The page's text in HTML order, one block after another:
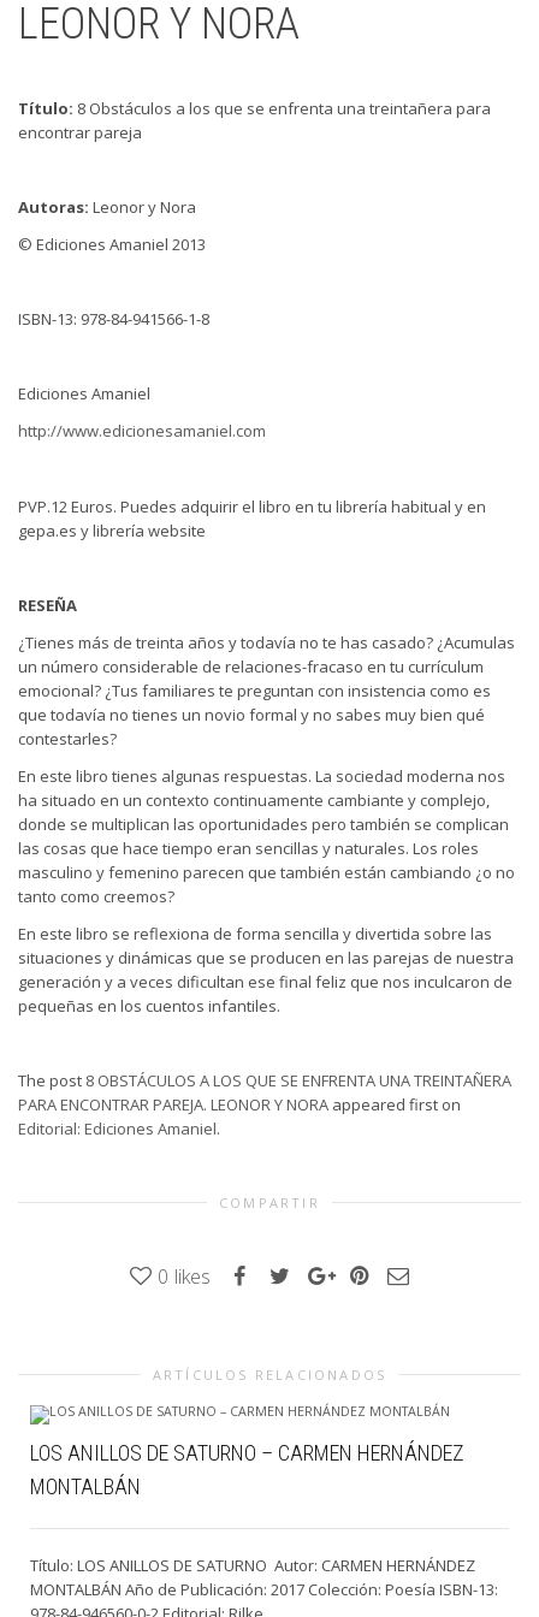
LEONOR Y NORA
Título: 8 Obstáculos a los que se enfrenta una treintañera para
encontrar pareja
Autoras: Leonor y Nora
© Ediciones Amaniel 2013
ISBN-13: 978-84-941566-1-8
Ediciones Amaniel
http://www.edicionesamaniel.com
PVP.12 Euros. Puedes adquirir el libro en tu librería habitual y en
gepa.es y librería website
RESEÑA
¿Tienes más de treinta años y todavía no te has casado? ¿Acumulas
un número considerable de relaciones-fracaso en tu currículum
emocional? ¿Tus familiares te preguntan con insistencia como es
que todavía no tienes un novio formal y no sabes muy bien qué
contestarles?
En este libro tienes algunas respuestas. La sociedad moderna nos
ha situado en un contexto continuamente cambiante y complejo,
donde se multiplican las oportunidades pero también se complican
las cosas que hace tiempo eran sencillas y naturales. Los roles
masculino y femenino parecen que también están cambiando ¿o no
tanto como creemos?
En este libro se reflexiona de forma sencilla y divertida sobre las
situaciones y dinámicas que se producen en las parejas de nuestra
generación y a veces dificultan ese final feliz que nos inculcaron de
pequeñas en los cuentos infantiles.
The post 8 OBSTÁCULOS A LOS QUE SE ENFRENTA UNA TREINTAÑERA
PARA ENCONTRAR PAREJA. LEONOR Y NORA appeared first on
Editorial: Ediciones Amaniel.
COMPARTIR
0 likes
ARTÍCULOS RELACIONADOS
LOS ANILLOS DE SATURNO – CARMEN HERNÁNDEZ
MONTALBÁN
Título: LOS ANILLOS DE SATURNO Autor: CARMEN HERNÁNDEZ
MONTALBÁN Año de Publicación: 2017 Colección: Poesía ISBN-13: